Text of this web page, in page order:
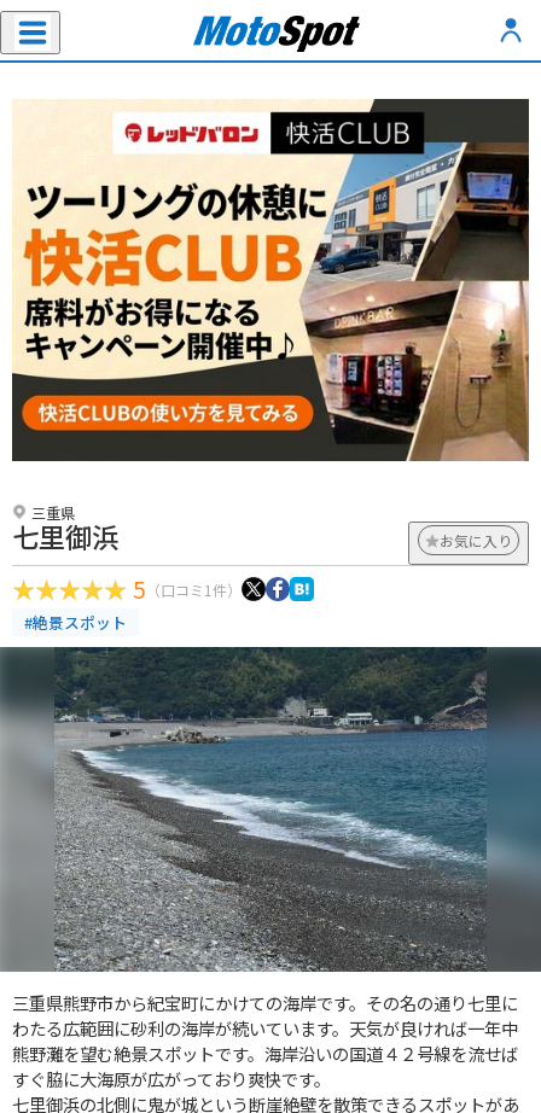
三重県
七里御浜 お気に入り
5 （口コミ1件）
#絶景スポット
三重県熊野市から紀宝町にかけての海岸です。その名の通り七里に
わたる広範囲に砂利の海岸が続いています。天気が良ければ一年中
熊野灘を望む絶景スポットです。海岸沿いの国道４２号線を流せば
すぐ脇に大海原が広がっており爽快です。
七里御浜の北側に鬼が城という断崖絶壁を散策できるスポットがあ